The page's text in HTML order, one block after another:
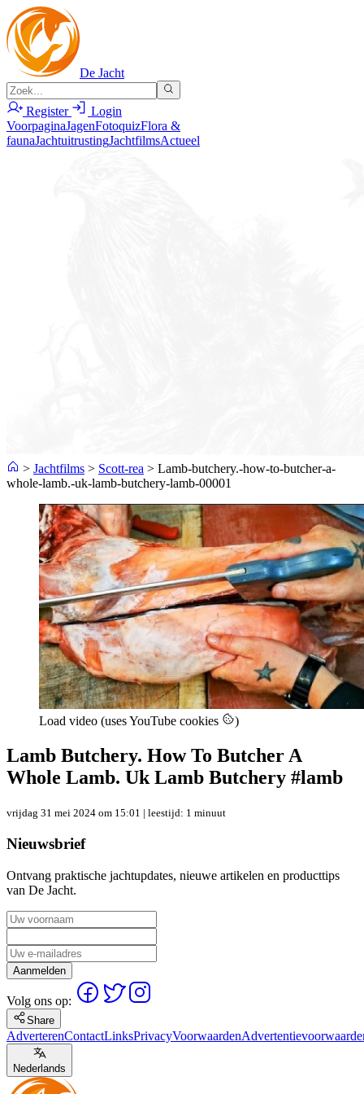
De Jacht
Register
Login
VoorpaginaJagenFotoquizFlora &
faunaJachtuitrustingJachtfilmsActueel
> Jachtfilms > Scott-rea > Lamb-butchery.-how-to-butcher-a-
whole-lamb.-uk-lamb-butchery-lamb-00001
Load video (uses YouTube cookies )
Lamb Butchery. How To Butcher A
Whole Lamb. Uk Lamb Butchery #lamb
vrijdag 31 mei 2024 om 15:01 | leestijd: 1 minuut
Nieuwsbrief
Ontvang praktische jachtupdates, nieuwe artikelen en producttips
van De Jacht.
Aanmelden
Volg ons op:
Share
AdverterenContactLinksPrivacyVoorwaarden
Nederlands